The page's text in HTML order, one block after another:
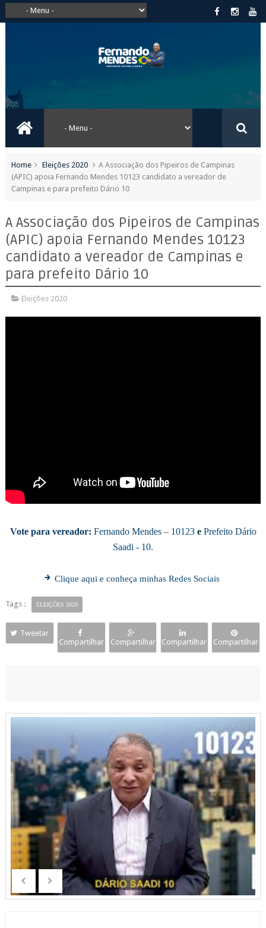
Home Eleições 2020
A Associação dos Pipeiros de Campinas
(APIC) apoia Fernando Mendes 10123 candidato a vereador de
Campinas e para prefeito Dário 10
A Associação dos Pipeiros de Campinas
(APIC) apoia Fernando Mendes 10123
candidato a vereador de Campinas e
para prefeito Dário 10
Eleições 2020
Vote para vereador: Fernando Mendes – 10123ePrefeito Dário
Saadi - 10.
￫ Clique aqui e conheça minhas Redes Sociais
Tags : ELEIÇÕES 2020
Tweetar
Compartilhar
Compartilhar Compartilhar Compartilhar